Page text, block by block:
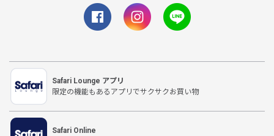
Safari Lounge アプリ
限定の機能もあるアプリでサクサクお買い物
Safari Online